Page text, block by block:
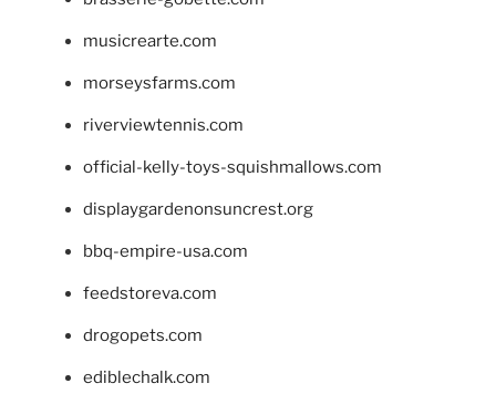
musicrearte.com
morseysfarms.com
riverviewtennis.com
official-kelly-toys-squishmallows.com
displaygardenonsuncrest.org
bbq-empire-usa.com
feedstoreva.com
drogopets.com
ediblechalk.com